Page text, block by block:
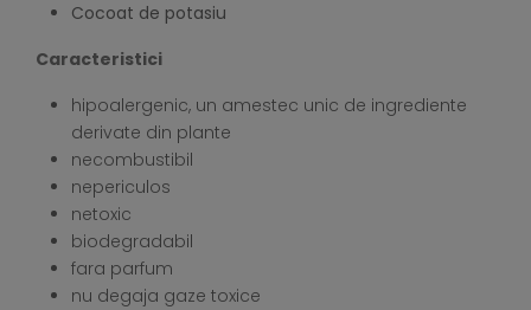
Cocoat de potasiu
Caracteristici
hipoalergenic, un amestec unic de ingrediente
derivate din plante
necombustibil
nepericulos
netoxic
biodegradabil
fara parfum
nu degaja gaze toxice